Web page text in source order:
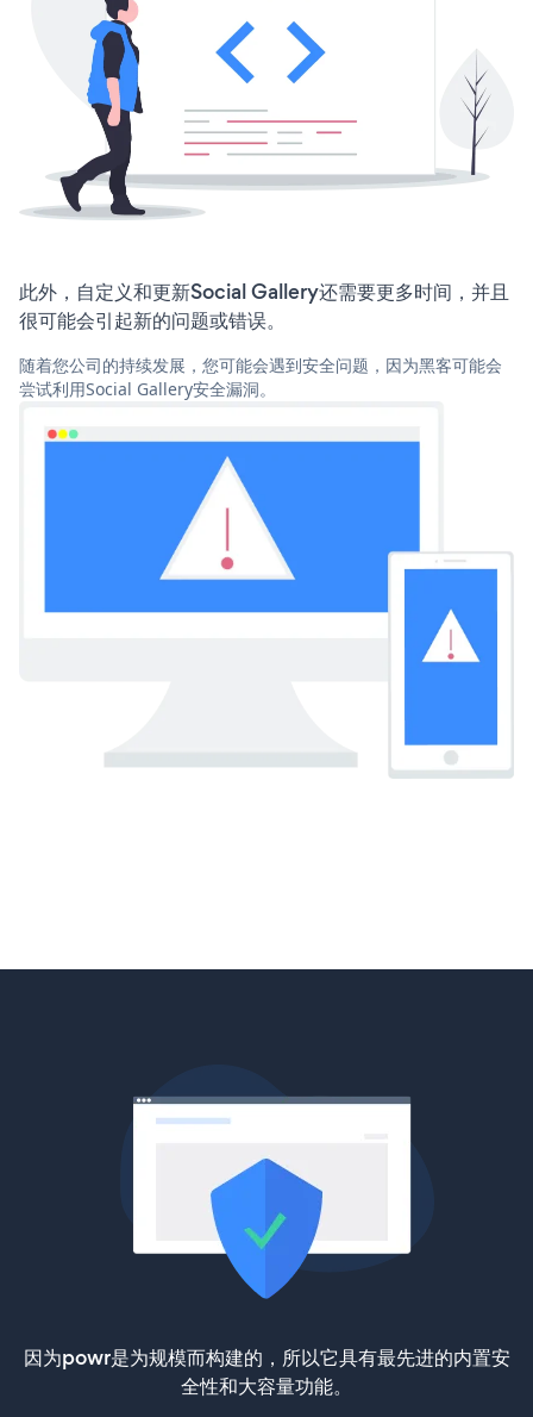
此外，自定义和更新Social Gallery还需要更多时间，并且
很可能会引起新的问题或错误。
随着您公司的持续发展，您可能会遇到安全问题，因为黑客可能会
尝试利用Social Gallery安全漏洞。
因为powr是为规模而构建的，所以它具有最先进的内置安
全性和大容量功能。